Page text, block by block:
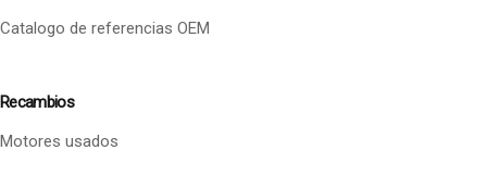
Catalogo de referencias OEM
Recambios
Motores usados